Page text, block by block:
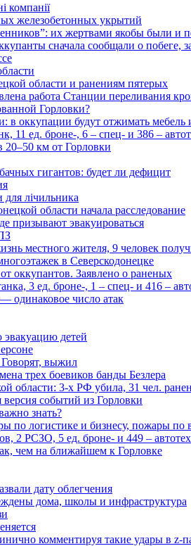
компанії
железобетонных укрытий
их жертвами якобы были и
сначала сообщали о побеге,
области и ранениям пятерых
работа Станции переливания
Горловки?
в оккупации будут отжимать мебель
ед. броне-, 6 – спец- и 386 –
20–50 км от Горловки
гигантов: будет ли дефицит
для лічильника
области начала расследование
призывают эвакуироваться
местного жителя, 9 человек
в Северскодонецке
оккупантов. Заявлено о раненых
3 ед. броне-, 1 – спец- и 416 –
одинаковое число атак
детей
выжил
трех боевиков банды Безлера
области: 3-х РФ убила, 31 чел. ранен
событий из Горловки
знать?
по логистике и бизнесу, пожары по
2 РСЗО, 5 ед. броне- и 449 –
чем на ближайшем к Горловке
дату облегчения
дома, школы и инфраструктура
комментируя такие удары в z-